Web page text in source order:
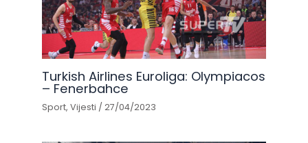
Turkish Airlines Euroliga: Olympiacos
– Fenerbahce
Sport,Vijesti /27/04/2023